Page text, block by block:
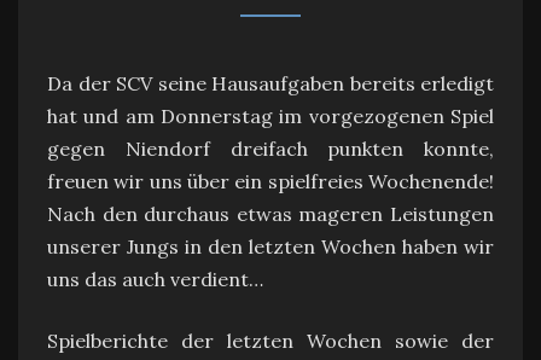
Da der SCV seine Hausaufgaben bereits erledigt
hat und am Donnerstag im vorgezogenen Spiel
gegen Niendorf dreifach punkten konnte,
freuen wir uns über ein spielfreies Wochenende!
Nach den durchaus etwas mageren Leistungen
unserer Jungs in den letzten Wochen haben wir
uns das auch verdient…
Spielberichte der letzten Wochen sowie der